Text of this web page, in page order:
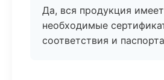
Да, вся продукция имеет
необходимые
соответствия и